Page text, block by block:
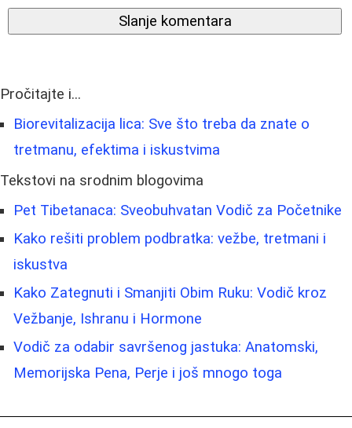
Slanje komentara
Pročitajte i...
Biorevitalizacija lica: Sve što treba da znate o
tretmanu, efektima i iskustvima
Tekstovi na srodnim blogovima
Pet Tibetanaca: Sveobuhvatan Vodič za Početnike
Kako rešiti problem podbratka: vežbe, tretmani i
iskustva
Kako Zategnuti i Smanjiti Obim Ruku: Vodič kroz
Vežbanje, Ishranu i Hormone
Vodič za odabir savršenog jastuka: Anatomski,
Memorijska Pena, Perje i još mnogo toga